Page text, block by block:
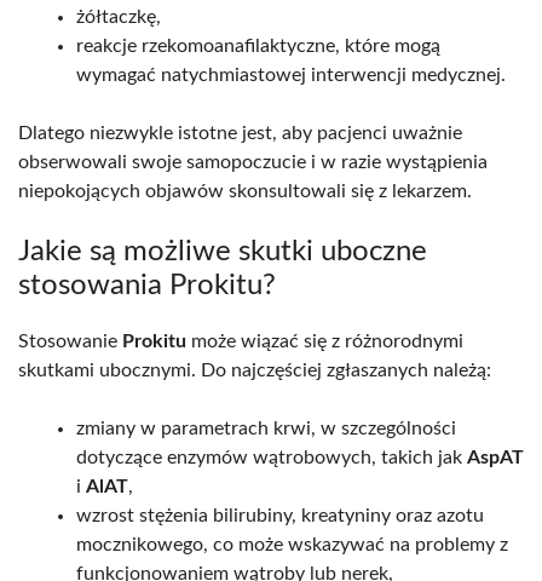
żółtaczkę,
reakcje rzekomoanafilaktyczne, które mogą
wymagać natychmiastowej interwencji medycznej.
Dlatego niezwykle istotne jest, aby pacjenci uważnie
obserwowali swoje samopoczucie i w razie wystąpienia
niepokojących objawów skonsultowali się z lekarzem.
Jakie są możliwe skutki uboczne
stosowania Prokitu?
Stosowanie Prokitu może wiązać się z różnorodnymi
skutkami ubocznymi. Do najczęściej zgłaszanych należą:
zmiany w parametrach krwi, w szczególności
dotyczące enzymów wątrobowych, takich jak AspAT
i AlAT,
wzrost stężenia bilirubiny, kreatyniny oraz azotu
mocznikowego, co może wskazywać na problemy z
funkcjonowaniem wątroby lub nerek,